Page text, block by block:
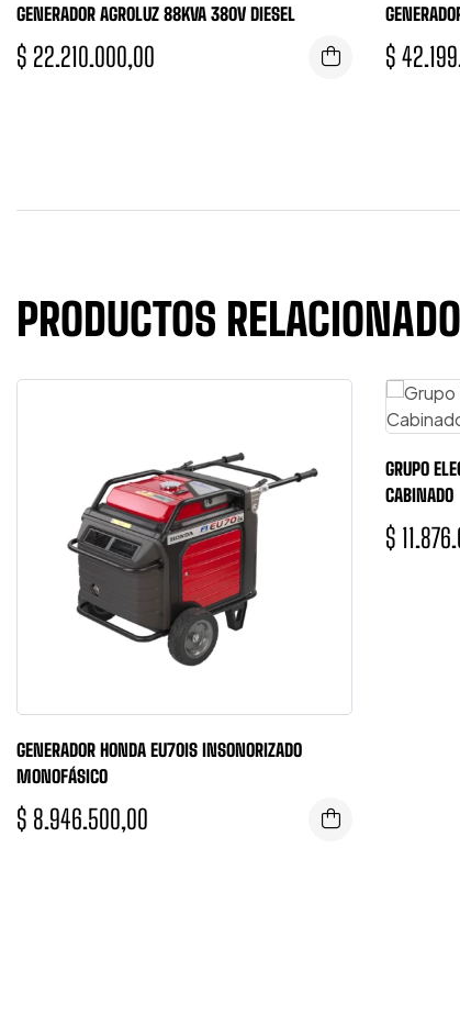
GENERADOR AGROLUZ 88KVA 380V DIESEL
$ 22.210.000,00 $
PRODUCTOS
GENERADOR HONDA EU70IS INSONORIZADO
MONOFÁSICO
$ 8.946.500,00
GRUPO
CABINADO
$